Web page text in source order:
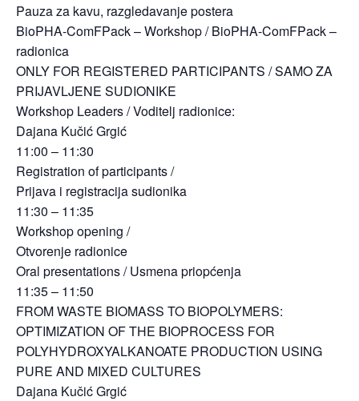
Pauza za kavu, razgledavanje postera
BioPHA-ComFPack – Workshop / BioPHA-ComFPack –
radionica
ONLY FOR REGISTERED PARTICIPANTS / SAMO ZA
PRIJAVLJENE SUDIONIKE
Workshop Leaders / Voditelj radionice:
Dajana Kučić Grgić
11:00 – 11:30
Registration of participants /
Prijava i registracija sudionika
11:30 – 11:35
Workshop opening /
Otvorenje radionice
Oral presentations / Usmena priopćenja
11:35 – 11:50
FROM WASTE BIOMASS TO BIOPOLYMERS:
OPTIMIZATION OF THE BIOPROCESS FOR
POLYHYDROXYALKANOATE PRODUCTION USING
PURE AND MIXED CULTURES
Dajana Kučić Grgić